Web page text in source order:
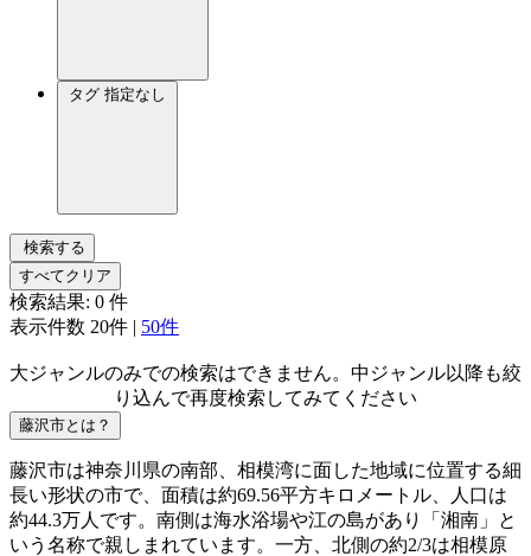
タグ 指定なし
検索する
すべてクリア
検索結果: 0 件
表示件数 20件 | 50件
大ジャンルのみでの検索はできません。中ジャンル以降も絞
り込んで再度検索してみてください
藤沢市とは？
藤沢市は神奈川県の南部、相模湾に面した地域に位置する細
長い形状の市で、面積は約69.56平方キロメートル、人口は
約44.3万人です。南側は海水浴場や江の島があり「湘南」と
いう名称で親しまれています。一方、北側の約2/3は相模原